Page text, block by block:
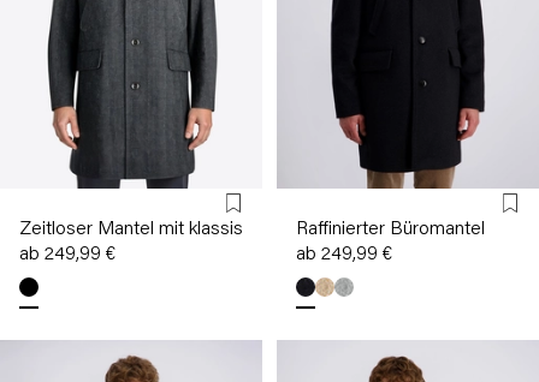
Zeitloser Mantel mit klassischer Knopfleiste
ab 249,99 €
Raffinierter Büromantel
ab 249,99 €